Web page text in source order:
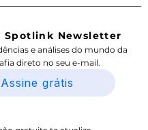
Spotlink Newsletter
e análises do mundo da
direto no seu e-mail.
Assine grátis